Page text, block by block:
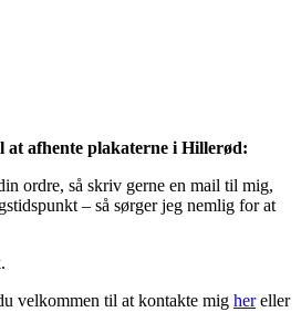
at afhente plakaterne i Hillerød:
ordre, så skriv gerne en mail til mig,
– så sørger jeg nemlig for at
velkommen til at kontakte mig hereller